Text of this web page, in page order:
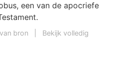
een van de apocriefe
bron
Bekijk volledig